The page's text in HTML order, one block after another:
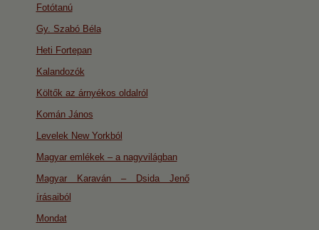
Fotótanú
Gy. Szabó Béla
Heti Fortepan
Kalandozók
Költők az árnyékos oldalról
Komán János
Levelek New Yorkból
Magyar emlékek – a nagyvilágban
Magyar Karaván – Dsida Jenő
írásaiból
Mondat